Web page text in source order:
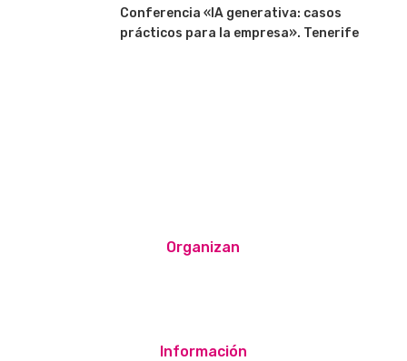
Conferencia «IA generativa: casos
prácticos para la empresa». Tenerife
Organizan
Información